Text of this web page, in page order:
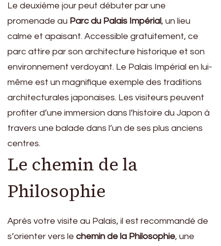
Le deuxième jour peut débuter par une
promenade au Parc du Palais Impérial, un lieu
calme et apaisant. Accessible gratuitement, ce
parc attire par son architecture historique et son
environnement verdoyant. Le Palais Impérial en lui-
même est un magnifique exemple des traditions
architecturales japonaises. Les visiteurs peuvent
profiter d’une immersion dans l’histoire du Japon à
travers une balade dans l’un de ses plus anciens
centres.
Le chemin de la
Philosophie
Après votre visite au Palais, il est recommandé de
s’orienter vers le chemin de la Philosophie, une